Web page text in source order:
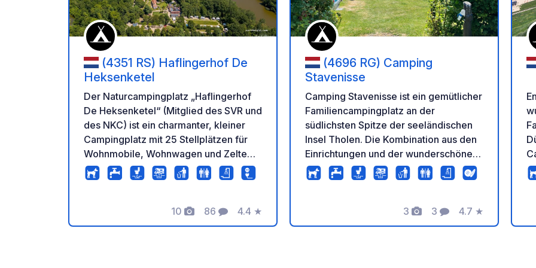
(4351 RS) Haflingerhof De
Heksenketel
Der Naturcampingplatz „Haflingerhof
De Heksenketel“ (Mitglied des SVR und
des NKC) ist ein charmanter, kleiner
Campingplatz mit 25 Stellplätzen für
Wohnmobile, Wohnwagen und Zelte
(Wanderzelte), eingebettet in eine
windgeschützte Grünanlage. Die
gepflastert und verfügen über einen
Trinkwasserhahn, einen 16-Ampere-
10
Fotos
86
Kommentare
4.4
Bewertung
★
(4696 RG) Camping
Stavenisse
Camping Stavenisse ist ein gemütlicher
Familiencampingplatz an der
südlichsten Spitze der seeländischen
Insel Tholen. Die Kombination aus den
Einrichtungen und der wunderschönen
Lage direkt an der Oosterschelde sorgt
dafür, dass es auf und außerhalb des
gibt. Ein einzigartiger Ort!
3
Fotos
3
Kommentare
4.7
Bewertung
★